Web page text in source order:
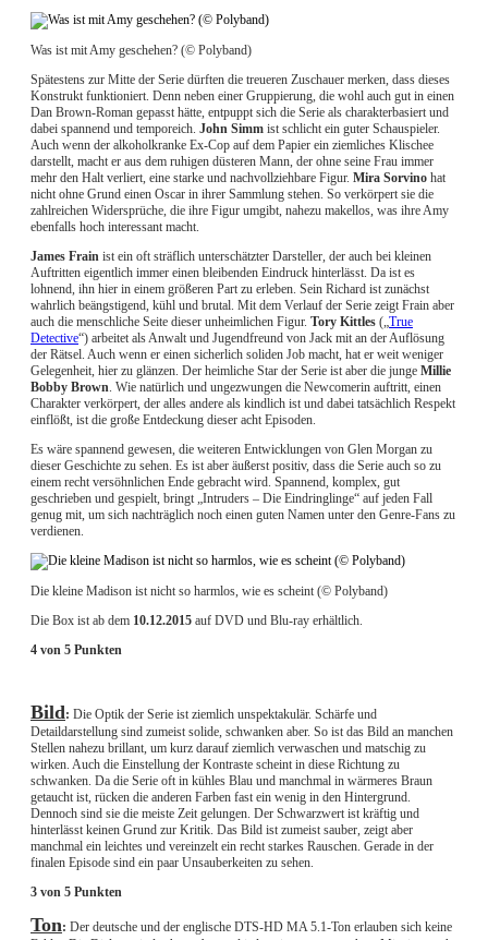
Was ist mit Amy geschehen? (© Polyband)
Spätestens zur Mitte der Serie dürften die treueren Zuschauer merken, dass dieses
Konstrukt funktioniert. Denn neben einer Gruppierung, die wohl auch gut in einen
Dan Brown-Roman gepasst hätte, entpuppt sich die Serie als charakterbasiert und
dabei spannend und temporeich. John Simm ist schlicht ein guter Schauspieler.
Auch wenn der alkoholkranke Ex-Cop auf dem Papier ein ziemliches Klischee
darstellt, macht er aus dem ruhigen düsteren Mann, der ohne seine Frau immer
mehr den Halt verliert, eine starke und nachvollziehbare Figur. Mira Sorvino hat
nicht ohne Grund einen Oscar in ihrer Sammlung stehen. So verkörpert sie die
zahlreichen Widersprüche, die ihre Figur umgibt, nahezu makellos, was ihre Amy
ebenfalls hoch interessant macht.
James Frain ist ein oft sträflich unterschätzter Darsteller, der auch bei kleinen
Auftritten eigentlich immer einen bleibenden Eindruck hinterlässt. Da ist es
lohnend, ihn hier in einem größeren Part zu erleben. Sein Richard ist zunächst
wahrlich beängstigend, kühl und brutal. Mit dem Verlauf der Serie zeigt Frain aber
auch die menschliche Seite dieser unheimlichen Figur. Tory Kittles („True
Detective“) arbeitet als Anwalt und Jugendfreund von Jack mit an der Auflösung
der Rätsel. Auch wenn er einen sicherlich soliden Job macht, hat er weit weniger
Gelegenheit, hier zu glänzen. Der heimliche Star der Serie ist aber die junge Millie
Bobby Brown. Wie natürlich und ungezwungen die Newcomerin auftritt, einen
Charakter verkörpert, der alles andere als kindlich ist und dabei tatsächlich Respekt
einflößt, ist die große Entdeckung dieser acht Episoden.
Es wäre spannend gewesen, die weiteren Entwicklungen von Glen Morgan zu
dieser Geschichte zu sehen. Es ist aber äußerst positiv, dass die Serie auch so zu
einem recht versöhnlichen Ende gebracht wird. Spannend, komplex, gut
geschrieben und gespielt, bringt „Intruders – Die Eindringlinge“ auf jeden Fall
genug mit, um sich nachträglich noch einen guten Namen unter den Genre-Fans zu
verdienen.
Die kleine Madison ist nicht so harmlos, wie es scheint (© Polyband)
Die Box ist ab dem 10.12.2015 auf DVD und Blu-ray erhältlich.
4 von 5 Punkten
Bild: Die Optik der Serie ist ziemlich unspektakulär. Schärfe und
Detaildarstellung sind zumeist solide, schwanken aber. So ist das Bild an manchen
Stellen nahezu brillant, um kurz darauf ziemlich verwaschen und matschig zu
wirken. Auch die Einstellung der Kontraste scheint in diese Richtung zu
schwanken. Da die Serie oft in kühles Blau und manchmal in wärmeres Braun
getaucht ist, rücken die anderen Farben fast ein wenig in den Hintergrund.
Dennoch sind sie die meiste Zeit gelungen. Der Schwarzwert ist kräftig und
hinterlässt keinen Grund zur Kritik. Das Bild ist zumeist sauber, zeigt aber
manchmal ein leichtes und vereinzelt ein recht starkes Rauschen. Gerade in der
finalen Episode sind ein paar Unsauberkeiten zu sehen.
3 von 5 Punkten
Ton: Der deutsche und der englische DTS-HD MA 5.1-Ton erlauben sich keine